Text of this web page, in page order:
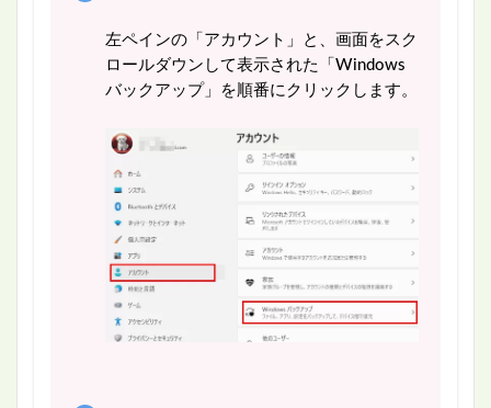
左ペインの「アカウント」と、画面をスク
ロールダウンして表示された「Windows
バックアップ」を順番にクリックします。